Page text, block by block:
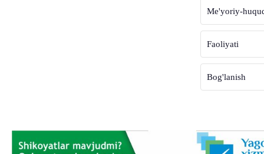
Me'yoriy-
Faoliyati
Bog'lanish